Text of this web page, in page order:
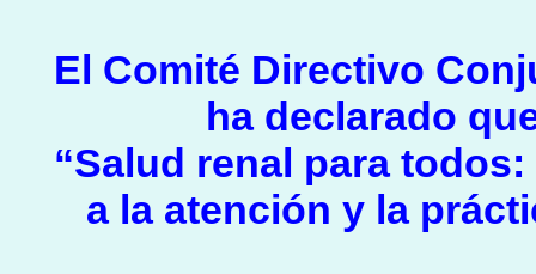
El Comité Directivo
ha declarado
“Salud renal para
a la atención y la